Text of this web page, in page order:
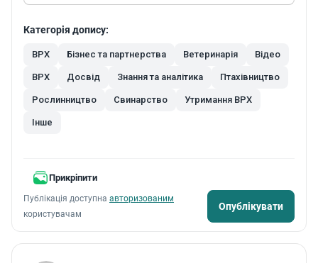
Сортування
Всі дописи
Популярні
Бізнес та партнерства
Ветеринарія
Категорія допису:
BPX Бізнес та партнерства Ветеринарія Відео
ВРХ Досвід Знання та аналітика Птахівництво
Рослинництво Свинарство Утримання ВРХ
Інше
Прикріпити
Публікація доступна авторизованим
користувачам
Опублікувати